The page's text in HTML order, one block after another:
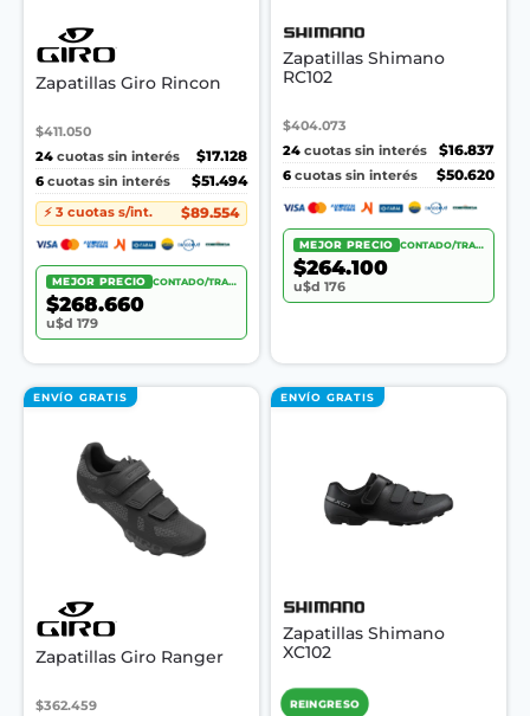
Zapatillas Giro Rincon
$411.050
24 cuotas sin interés
$17.128
6 cuotas sin interés $51.494
⚡ 3 cuotas s/int. $89.554
MEJOR PRECIO CONTADO/TRANSF.
$268.660
u$d 179
Zapatillas Shimano
RC102
$404.073
24 cuotas sin interés
$16.837
6 cuotas sin interés $50.620
MEJOR PRECIO CONTADO/TRANSF.
$264.100
u$d 176
ENVÍO GRATIS
Zapatillas Giro Ranger
$362.459
ENVÍO GRATIS
Zapatillas Shimano
XC102
REINGRESO